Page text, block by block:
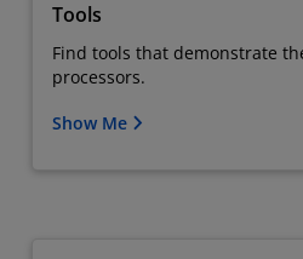
Tools
Find tools that demonstrate
processors.
Show Me